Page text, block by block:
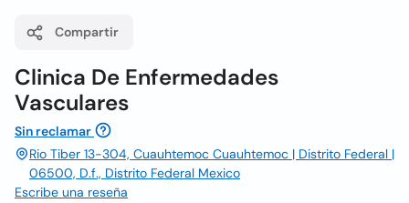
Compartir
Clinica De Enfermedades
Vasculares
Sin reclamar
Rio Tiber 13-304, Cuauhtemoc Cuauhtemoc | Distrito Federal |
06500, D.f., Distrito Federal Mexico
Escribe una reseña